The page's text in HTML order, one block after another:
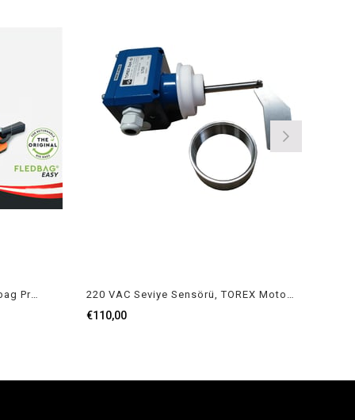
Big Bag Patlatma Aparatı, Fledbag Profi 220 VAC Seviye Sensörü, TOREX Motorlu Silo Seviye Sensörü TOREX ILTCO 220 VAC
€110,00